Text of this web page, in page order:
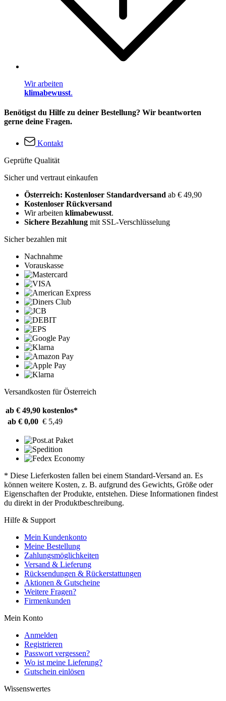
Wir arbeiten
klimabewusst.
Benötigst du Hilfe zu deiner Bestellung? Wir beantworten
gerne deine Fragen.
Kontakt
Geprüfte Qualität
Sicher und vertraut einkaufen
Österreich: Kostenloser Standardversand ab € 49,90
Kostenloser Rückversand
Wir arbeiten klimabewusst.
Sichere Bezahlung mit SSL-Verschlüsselung
Sicher bezahlen mit
Nachnahme
Vorauskasse
Versandkosten für Österreich
ab € 49,90 kostenlos*
ab € 0,00 € 5,49
* Diese Lieferkosten fallen bei einem Standard-Versand an. Es
können weitere Kosten, z. B. aufgrund des Gewichts, Größe oder
Eigenschaften der Produkte, entstehen. Diese Informationen findest
du direkt in der Produktbeschreibung.
Hilfe & Support
Mein Kundenkonto
Meine Bestellung
Zahlungsmöglichkeiten
Versand & Lieferung
Rücksendungen & Rückerstattungen
Aktionen & Gutscheine
Weitere Fragen?
Firmenkunden
Mein Konto
Anmelden
Registrieren
Passwort vergessen?
Wo ist meine Lieferung?
Gutschein einlösen
Wissenswertes